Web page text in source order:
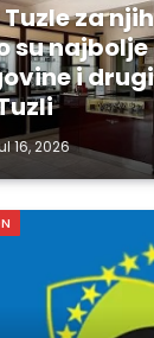
Tuzle za
su
i
16, 2026